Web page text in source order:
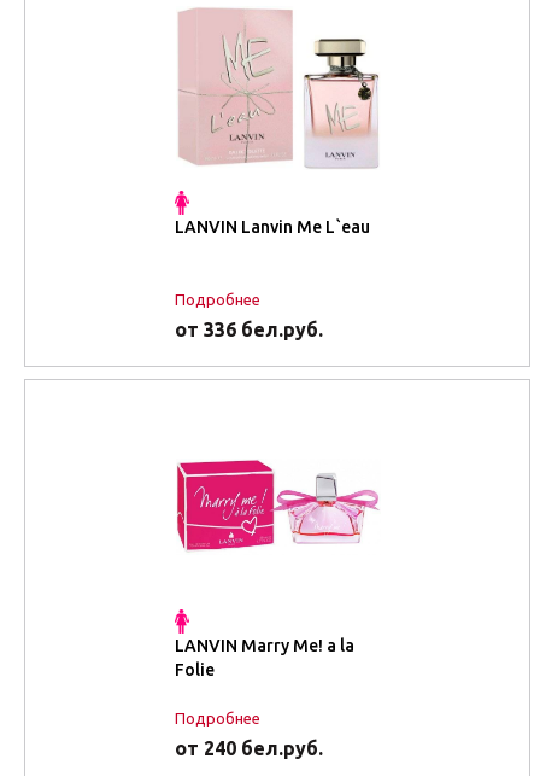
LANVIN Lanvin Me L`eau
Подробнее
от 336 бел.руб.
LANVIN Marry Me! a la
Folie
Подробнее
от 240 бел.руб.